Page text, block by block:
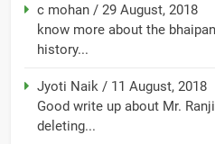
c mohan / 29 August, 2018
know more about the
history...
Jyoti Naik / 11 August, 2018
Good write up about Mr.
deleting...